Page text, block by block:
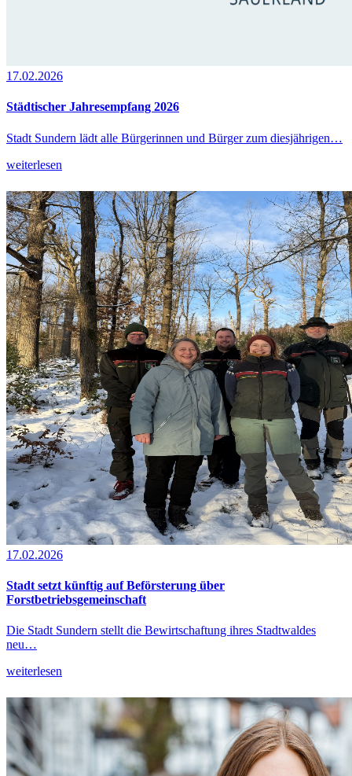
17.02.2026
Städtischer Jahresempfang 2026
Stadt Sundern lädt alle Bürgerinnen und Bürger zum diesjährigen…
weiterlesen
17.02.2026
Stadt setzt künftig auf Beförsterung über
Forstbetriebsgemeinschaft
Die Stadt Sundern stellt die Bewirtschaftung ihres Stadtwaldes
neu…
weiterlesen